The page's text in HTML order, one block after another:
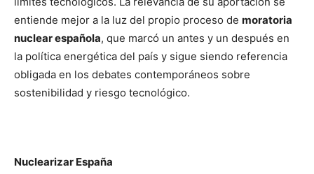
entiende mejor a la luz del propio proceso de moratoria
nuclear española, que marcó un antes y un después en
la política energética del país y sigue siendo referencia
obligada en los debates contemporáneos sobre
sostenibilidad y riesgo tecnológico.
Nuclearizar España